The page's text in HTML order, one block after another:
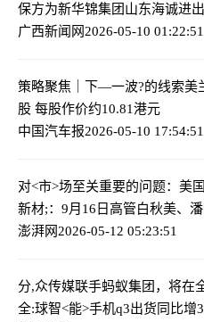
保方为新华锦集团山东海诚进
广西新闻网2026-05-10 01:22:51
策略聚焦｜下—一波?的线索美
股 每股作价约10.81港元
中国汽车报2026-05-10 17:54:51
对<市>场至关重要的问题：美
新材;：9月16日高管白秋美、
澎湃网2026-05-12 05:23:51
分,众传媒联手蚂蚁集团，将在
全:球智<能>手机q3出货同比增